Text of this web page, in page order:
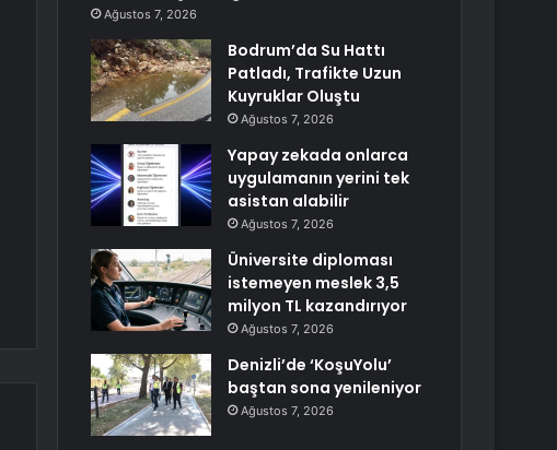
Ağustos 7, 2026
Bodrum’da Su Hattı
Patladı, Trafikte Uzun
Kuyruklar Oluştu
Ağustos 7, 2026
Yapay zekada onlarca
uygulamanın yerini tek
asistan alabilir
Ağustos 7, 2026
Üniversite diploması
istemeyen meslek 3,5
milyon TL kazandırıyor
Ağustos 7, 2026
Denizli’de ‘KoşuYolu’
baştan sona yenileniyor
Ağustos 7, 2026